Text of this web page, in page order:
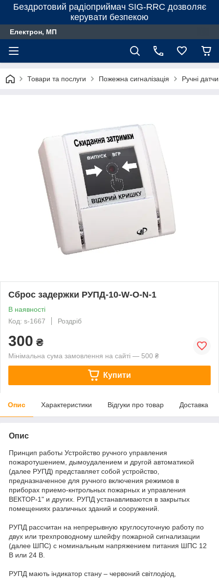
Бездротовий радіоприймач SIG-RRC дозволяє
керувати безпекою
Електрон, МП
Товари та послуги Пожежна сигналізація Ручні
Сброс задержки РУПД-10-W-О-N-1
В наявності
Код: s-1667
Роздріб
300 ₴
Мінімальна сума замовлення на сайті — 500 ₴
Купити
Опис Характеристики Відгуки про товар Доставка
Опис
Принцип работы Устройство ручного управления
пожаротушением, дымоудалением и другой автоматикой
(далее РУПД) представляет собой устройство,
предназначенное для ручного включения режимов в
приборах приемо-кнтрольных пожарных и управления
ВЕКТОР-1" и других. РУПД устанавливаются в закрытых
помещениях различных зданий и сооружений.
РУПД рассчитан на непрерывную круглосуточную работу по
двух или трехпроводному шлейфу пожарной сигнализации
(далее ШПС) с номинальным напряжением питания ШПС 12
В или 24 В.
РУПД мають індикатор стану – червоний світлодіод,